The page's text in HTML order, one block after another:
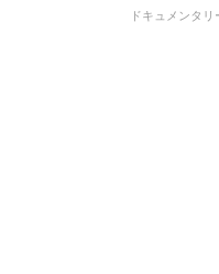
ドキュメンタリ